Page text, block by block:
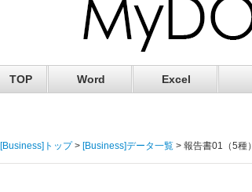
TOP Word Excel
[Business]トップ> [Business]データ一覧 > 報告書01（5種）